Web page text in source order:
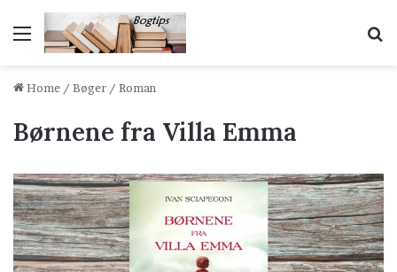
Menu
Home / Bøger / Roman
Børnene fra Villa Emma